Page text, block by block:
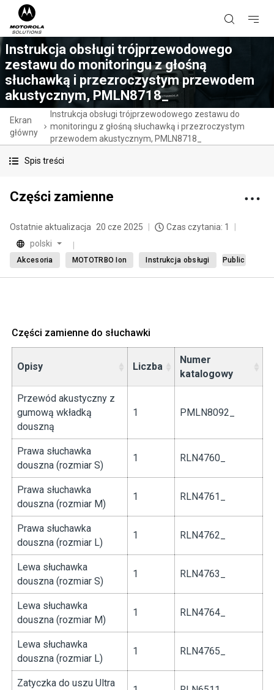
Instrukcja obsługi trójprzewodowego
zestawu do monitoringu z głośną
słuchawką i przezroczystym przewodem
akustycznym, PMLN8718_
Ekran
główny
Instrukcja obsługi trójprzewodowego zestawu do
monitoringu z głośną słuchawką i przezroczystym
przewodem akustycznym, PMLN8718_
Spis treści
Części zamienne
Ostatnie aktualizacja 20 cze 2025
Czas czytania: 1
polski
Akcesoria MOTOTRBO Ion Instrukcja obsługi Public
Części zamienne do słuchawki
Opisy Liczba
Numer
katalogowy
Przewód akustyczny z
gumową wkładką
douszną
1 PMLN8092_
Prawa słuchawka
douszna (rozmiar S)
1 RLN4760_
Prawa słuchawka
douszna (rozmiar M)
1 RLN4761_
Prawa słuchawka
douszna (rozmiar L)
1 RLN4762_
Lewa słuchawka
douszna (rozmiar S)
1 RLN4763_
Lewa słuchawka
douszna (rozmiar M)
1 RLN4764_
Lewa słuchawka
douszna (rozmiar L)
1 RLN4765_
Zatyczka do uszu Ultra